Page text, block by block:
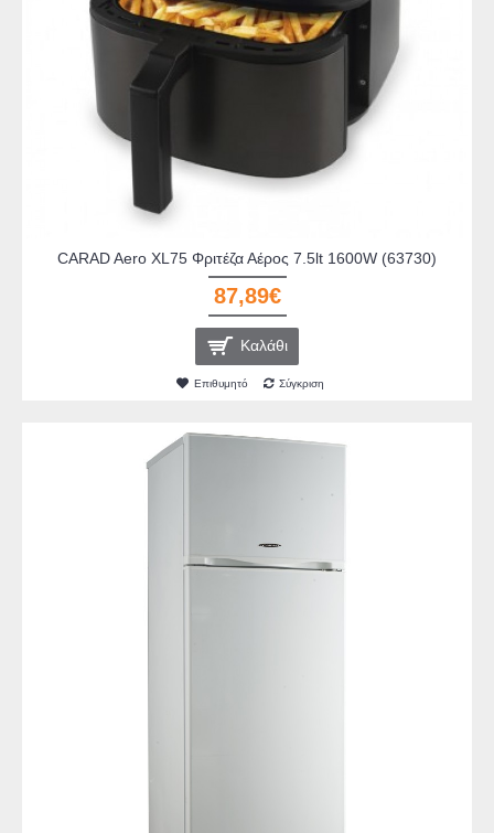
CARAD Aero XL75 Φριτέζα Αέρος 7.5lt 1600W (63730)
87,89€
Καλάθι
Επιθυμητό Σύγκριση